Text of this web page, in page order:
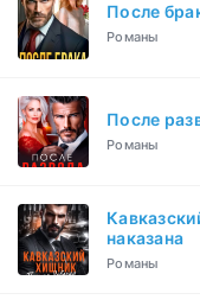
После
Романы
После
Романы
наказана
Романы